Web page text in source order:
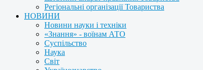
Регіональні організації Товариства
НОВИНИ
Новини науки і техніки
«Знання» - воїнам АТО
Суспільство
Наука
Світ